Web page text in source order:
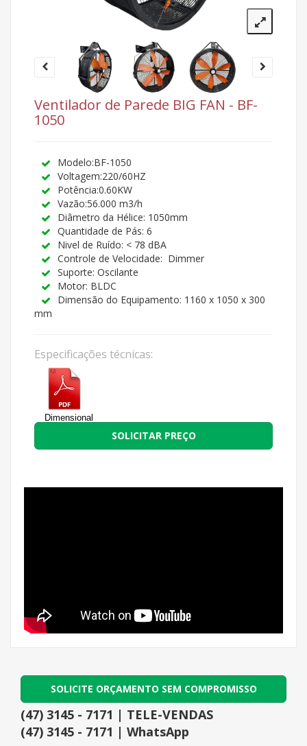
Ventilador de Parede BIG FAN - BF-
1050
Modelo:BF-1050
Voltagem:220/60HZ
Potência:0.60KW
Vazão:56.000 m3/h
Diâmetro da Hélice: 1050mm
Quantidade de Pás: 6
Nivel de Ruído: < 78 dBA
Controle de Velocidade: Dimmer
Suporte: Oscilante
Motor: BLDC
Dimensão do Equipamento: 1160 x 1050 x 300
mm
Especificações técnicas:
Dimensional
SOLICITAR PREÇO
SOLICITE ORÇAMENTO SEM COMPROMISSO
(47) 3145 - 7171 | TELE-VENDAS
(47) 3145 - 7171 | WhatsApp